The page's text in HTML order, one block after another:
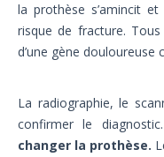
la prothèse s’amincit
risque de fracture.
d’une gène douloureuse
La radiographie, le
confirmer le
changer la prothèse.